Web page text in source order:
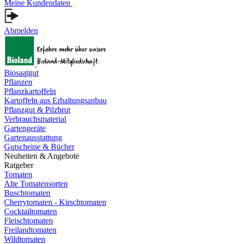
Meine Kundendaten
Abmelden
Biosaatgut
Pflanzen
Pflanzkartoffeln
Kartoffeln aus Erhaltungsanbau
Pflanzgut & Pilzbrut
Verbrauchsmaterial
Gartengeräte
Gartenausstattung
Gutscheine & Bücher
Neuheiten & Angebote
Ratgeber
Tomaten
Alte Tomatensorten
Buschtomaten
Cherrytomaten - Kirschtomaten
Cocktailtomaten
Fleischtomaten
Freilandtomaten
Wildtomaten